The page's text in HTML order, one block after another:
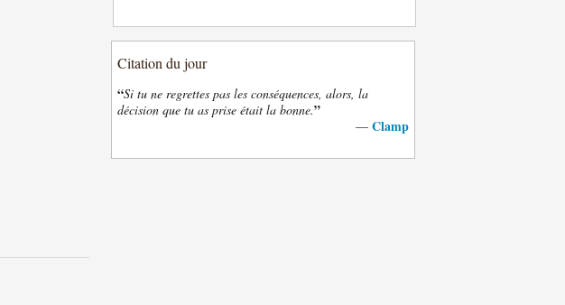
Citation du jour
“Si tu ne regrettes pas les conséquences, alors, la
décision que tu as prise était la bonne.”
— Clamp